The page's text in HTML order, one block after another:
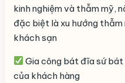
kinh nghiệm và thẫm mỹ,
đặc biệt là xu hướng thẫm
khách sạn
Gia công bát đĩa sứ
của khách hàng